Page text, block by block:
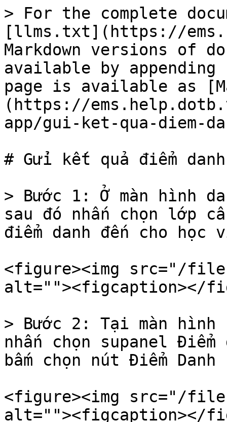
> For the complete
[llms.txt](https://
Markdown versions of
available by
page is available as
(https://
app/gui-ket-qua-diem-
# Gửi kết quả điểm
> Bước 1: Ở màn hình
sau đó nhấn chọn lớp
điểm danh đến cho học
<figure><img src="/files/
alt=""><figcaption></
> Bước 2: Tại màn
nhấn chọn supanel
bấm chọn nút Điểm
<figure><img src="/
alt=""><figcaption></